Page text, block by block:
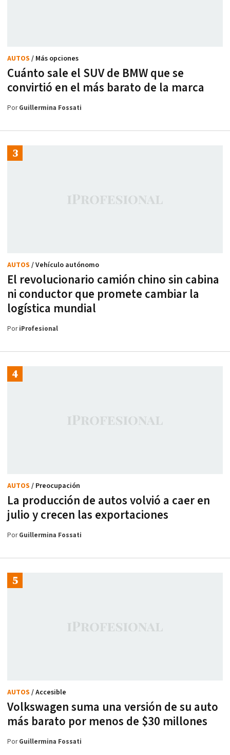
Cuánto sale el SUV de BMW que se
convirtió en el más barato de la marca
AUTOS / Más opciones
PorGuillermina Fossati
El revolucionario camión chino sin cabina
ni conductor que promete cambiar la
logística mundial
AUTOS / Vehículo autónomo
PoriProfesional
La producción de autos volvió a caer en
julio y crecen las exportaciones
AUTOS / Preocupación
PorGuillermina Fossati
Volkswagen suma una versión de su auto
más barato por menos de $30 millones
AUTOS / Accesible
PorGuillermina Fossati